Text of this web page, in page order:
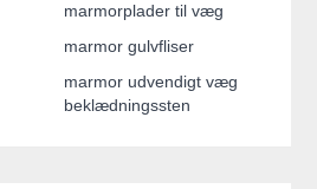
marmorplader til væg
marmor gulvfliser
marmor udvendigt væg
beklædningssten